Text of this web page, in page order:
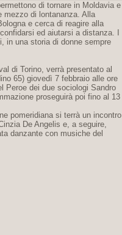
di tornare in Moldavia e
mezzo di lontananza. Alla
e cerca di reagire alla
ed aiutarsi a distanza. I
in una storia di donne sempre
di Torino, verrà presentato al
65) giovedì 7 febbraio alle ore
Peroe dei due sociologi Sandro
proseguirà poi fino al 13
pomeridiana si terrà un incontro
De Angelis e, a seguire,
danzante con musiche del